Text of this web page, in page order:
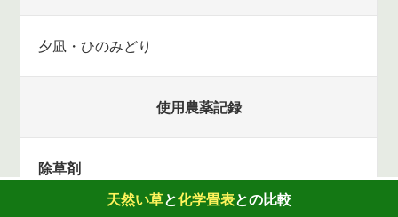
夕凪・ひのみどり
使用農薬記録
除草剤
標準散布回数 6回、実施回数 3回
天然い草と化学畳表との比較